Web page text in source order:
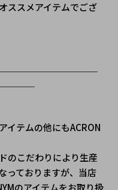
ススメアイテムでござ
イテムの他にもACRON
のこだわりにより生産
っておりますが、当店
のアイテムをお取り扱